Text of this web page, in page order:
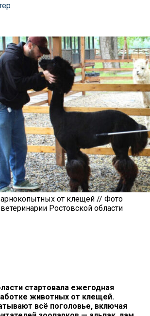
от клещей // Фото
Ростовской области
стартовала ежегодная
животных от клещей.
всё поголовье, включая